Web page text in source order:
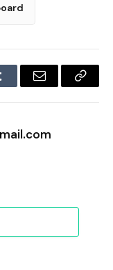
Email
Copy